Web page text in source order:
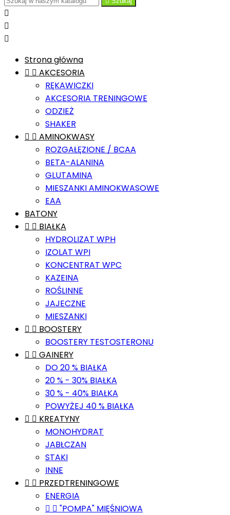



Strona główna
  AKCESORIA
RĘKAWICZKI
AKCESORIA TRENINGOWE
ODZIEŻ
SHAKER
  AMINOKWASY
ROZGAŁĘZIONE / BCAA
BETA-ALANINA
GLUTAMINA
MIESZANKI AMINOKWASOWE
EAA
BATONY
  BIAŁKA
HYDROLIZAT WPH
IZOLAT WPI
KONCENTRAT WPC
KAZEINA
ROŚLINNE
JAJECZNE
MIESZANKI
  BOOSTERY
BOOSTERY TESTOSTERONU
  GAINERY
DO 20 % BIAŁKA
20 % - 30% BIAŁKA
30 % - 40% BIAŁKA
POWYŻEJ 40 % BIAŁKA
  KREATYNY
MONOHYDRAT
JABŁCZAN
STAKI
INNE
  PRZEDTRENINGOWE
ENERGIA
  "POMPA" MIĘŚNIOWA